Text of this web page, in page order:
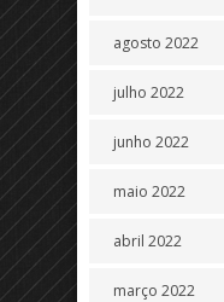
agosto 2022
julho 2022
junho 2022
maio 2022
abril 2022
março 2022